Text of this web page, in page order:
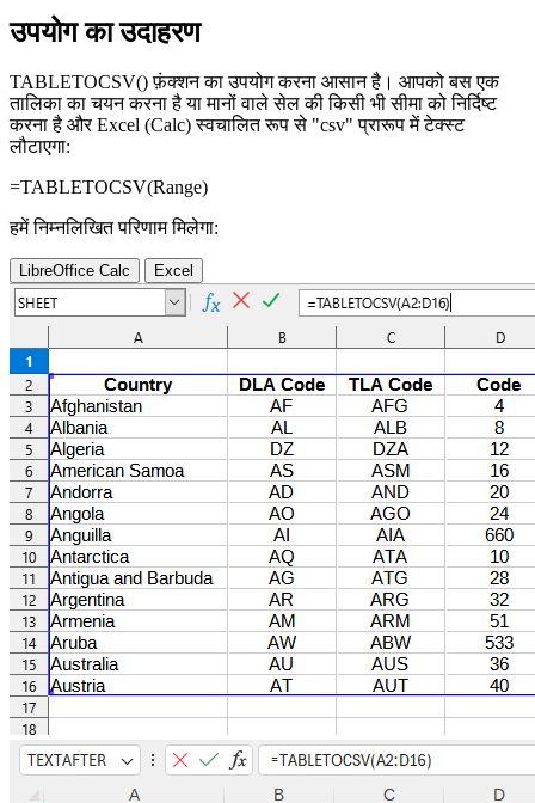
उपयोग का उदाहरण
TABLETOCSV() फ़ंक्शन का उपयोग करना आसान है। आपको बस एक
तालिका का चयन करना है या मानों वाले सेल की किसी भी सीमा को निर्दिष्ट
करना है और Excel (Calc) स्वचालित रूप से "csv" प्रारूप में टेक्स्ट
लौटाएगा:
=TABLETOCSV(Range)
हमें निम्नलिखित परिणाम मिलेगा:
LibreOffice Calc Excel